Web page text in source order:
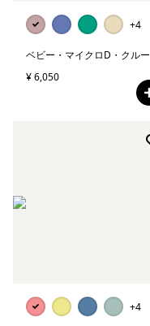
+4
ベビー・マイクロD・クルー
¥ 6,050
+4